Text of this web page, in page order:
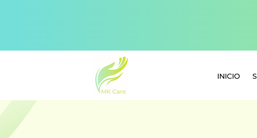
INICIO